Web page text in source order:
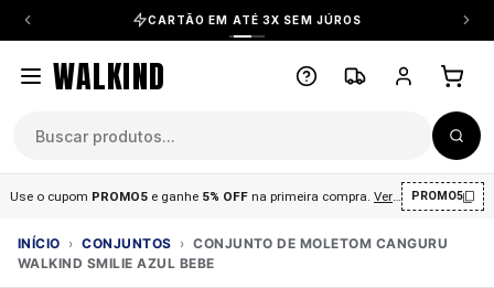
CARTÃO EM ATÉ 3X SEM JÚROS
WALKIND
Use o cupom PROMO5 e ganhe 5% OFF na primeira compra Ver condições .
PROMO5
INÍCIO › CONJUNTOS › CONJUNTO DE MOLETOM CANGURU
WALKIND SMILIE AZUL BEBE